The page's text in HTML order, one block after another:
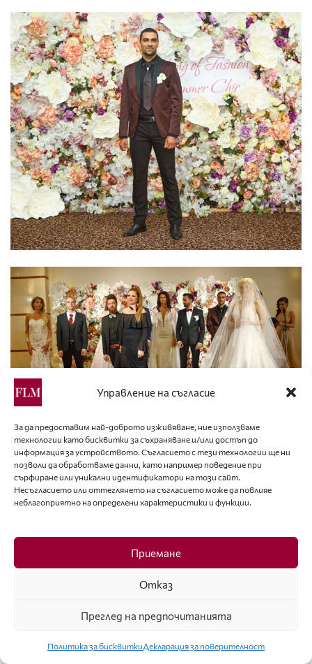
Управление на съгласие
За да предоставим най-доброто изживяване, ние използваме
технологии като бисквитки за съхраняване и/или достъп до
информация за устройството. Съгласието с тези технологии ще ни
позволи да обработваме данни, като например поведение при
сърфиране или уникални идентификатори на този сайт.
Несъгласието или оттеглянето на съгласието може да повлияе
неблагоприятно на определени характеристики и функции.
Приемане
Отказ
Преглед на предпочитанията
Политика за бисквиткиДекларация за поверителност
Тематични аутфити в духа на летния шик показаха
също млади дизайнери и студенти по мода на проф.
Любомир Стойков от Националната художествена
академия: Деси Бъчварова и Пламена Мишева, Давид
Лилова, Мария Колева, Стефани Тодорова и
Християна Мутафчиева.
съдействие на кафе „Кимбо“, „Мартини“, „Банка ДСК“,
„Рай кетъринг”, Eventinus, Марина Младенова,